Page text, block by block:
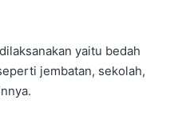
yaitu bedah
jembatan, sekolah,